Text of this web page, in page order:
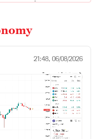
21:48, 06/08/2026